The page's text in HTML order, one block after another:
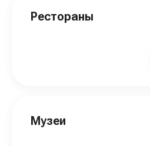
Рестораны
Музеи